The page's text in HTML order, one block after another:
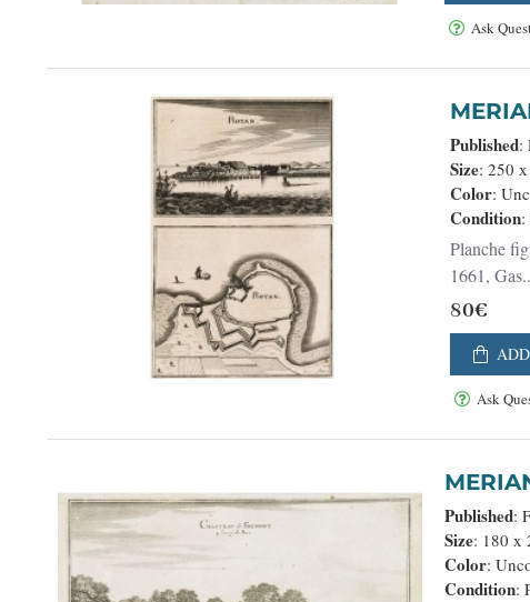
Ask
Published:
Size: 250
Color:
Condition:
Planche
1661, Gas..
80€
Ask
Published:
Size: 180 x
Color:
Condition: